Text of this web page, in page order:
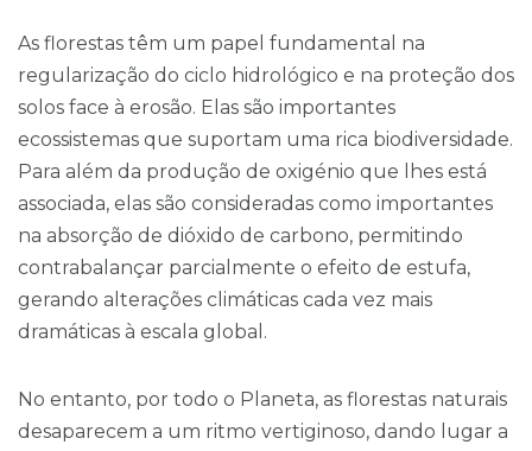
As florestas têm um papel fundamental na
regularização do ciclo hidrológico e na proteção dos
solos face à erosão. Elas são importantes
ecossistemas que suportam uma rica biodiversidade.
Para além da produção de oxigénio que lhes está
associada, elas são consideradas como importantes
na absorção de dióxido de carbono, permitindo
contrabalançar parcialmente o efeito de estufa,
gerando alterações climáticas cada vez mais
dramáticas à escala global.
No entanto, por todo o Planeta, as florestas naturais
desaparecem a um ritmo vertiginoso, dando lugar a